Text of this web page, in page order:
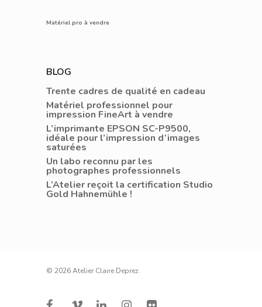
Matériel pro à vendre
BLOG
Trente cadres de qualité en cadeau
Matériel professionnel pour
impression FineArt à vendre
L’imprimante EPSON SC-P9500,
idéale pour l’impression d’images
saturées
Un labo reconnu par les
photographes professionnels
L’Atelier reçoit la certification Studio
Gold Hahnemühle !
© 2026 Atelier Claire Deprez.